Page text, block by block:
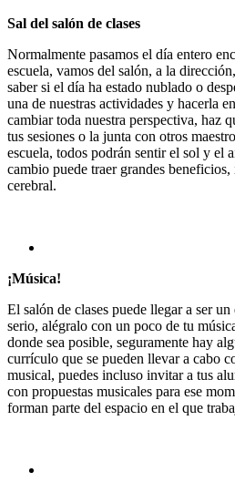
Sal del salón de clases
Normalmente pasamos el día entero
escuela, vamos del salón, a la
saber si el día ha estado nublado o
una de nuestras actividades y hacerla
cambiar toda nuestra perspectiva, haz
tus sesiones o la junta con otros
escuela, todos podrán sentir el sol y el
cambio puede traer grandes
cerebral.
¡Música!
El salón de clases puede llegar a ser
serio, alégralo con un poco de tu
donde sea posible, seguramente hay
currículo que se pueden llevar a cabo
musical, puedes incluso invitar a tus
con propuestas musicales para ese
forman parte del espacio en el que